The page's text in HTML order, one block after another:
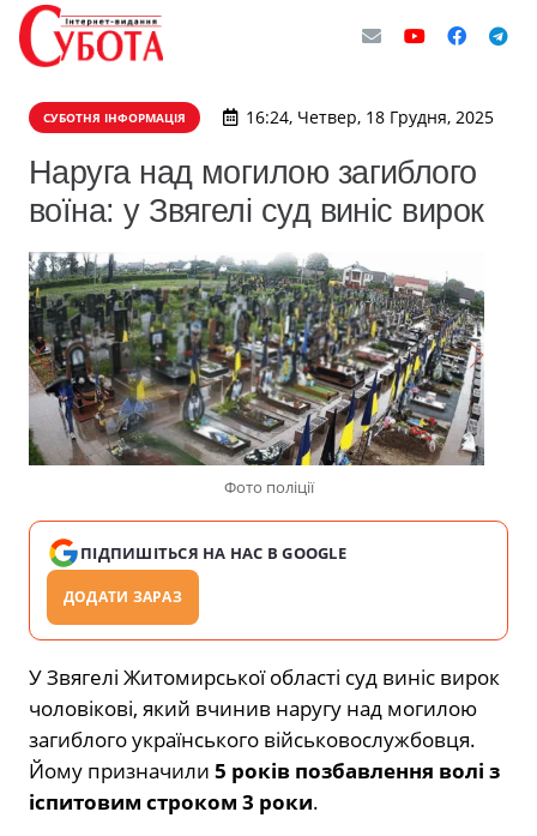
СУБОТНЯ ІНФОРМАЦІЯ 16:24, Четвер, 18 Грудня, 2025
Наруга над могилою загиблого
воїна: у Звягелі суд виніс вирок
Фото поліції
ПІДПИШІТЬСЯ НА НАС В GOOGLE
ДОДАТИ ЗАРАЗ
У Звягелі Житомирської області суд виніс вирок
чоловікові, який вчинив наругу над могилою
загиблого українського військовослужбовця.
Йому призначили 5 років позбавлення волі з
іспитовим строком 3 роки.